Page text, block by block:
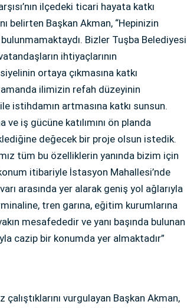
ilçedeki ticari hayata katkı
belirten Başkan Akman, “Hepinizin
Bizler Tuşba Belediyesi
ihtiyaçlarının
ortaya çıkmasına katkı
ilimizin refah düzeyinin
istihdamın artmasına katkı sunsun.
ve iş gücüne katılımını ön planda
değecek bir proje olsun istedik.
tüm bu özelliklerin yanında bizim için
itibariyle İstasyon Mahallesi’nde
arasında yer alarak geniş yol ağlarıyla
tren garına, eğitim kurumlarına
mesafededir ve yanı başında bulunan
cazip bir konumda yer almaktadır”
çalıştıklarını vurgulayan Başkan Akman,